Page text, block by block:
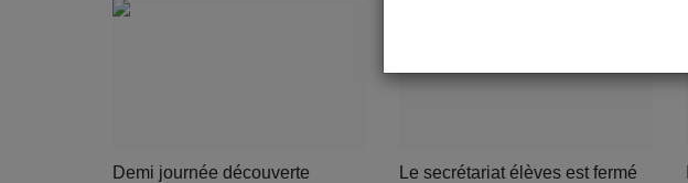
Demi journée découverte
Le secrétariat élèves est fermé